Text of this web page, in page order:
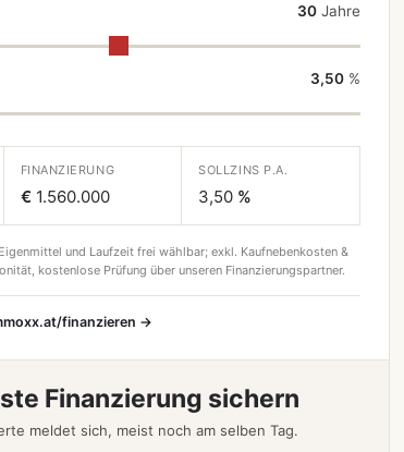
30 Jahre
3,50 %
FINANZIERUNG
€ 1.560.000
SOLLZINS P.A.
3,50 %
und Laufzeit frei wählbar; exkl. Kaufnebenkosten &
kostenlose Prüfung über unseren Finanzierungspartner.
finanzieren →
Finanzierung sichern
meldet sich, meist noch am selben Tag.